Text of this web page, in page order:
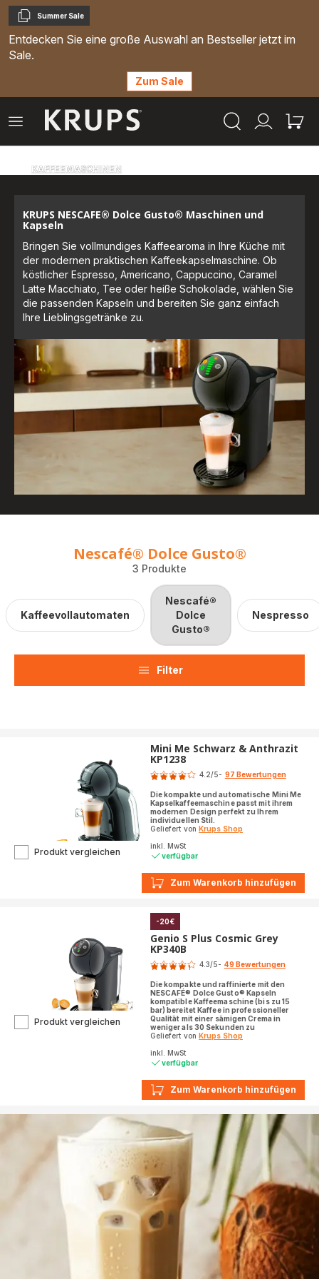
Kopieren
Summer Sale
Entdecken Sie eine große Auswahl an Bestseller jetzt im
Sale.
Zum Sale
Mein
Mein
Das
KAFFEEMASCHINEN
KRUPS NESCAFE® Dolce Gusto® Maschinen und
Kapseln
Bringen Sie vollmundiges Kaffeearoma in Ihre Küche mit
der modernen praktischen Kaffeekapselmaschine. Ob
köstlicher Espresso, Americano, Cappuccino, Caramel
Latte Macchiato, Tee oder heiße Schokolade, wählen Sie
die passenden Kapseln und bereiten Sie ganz einfach
Ihre Lieblingsgetränke zu.
Nescafé® Dolce Gusto®
3 Produkte
Kaffeevollautomaten
Nescafé®
Dolce
Gusto®
Nespresso
Filter
Zum Warenkorb hinzufügen
Mini Me Schwarz & Anthrazit
KP1238
Bewertung
4.2/5- 97 Bewertungen
Die kompakte und automatische Mini Me
Kapselkaffeemaschine passt mit ihrem
modernen Design perfekt zu Ihrem
individuellen Stil.
Geliefert vonKrups Shop
inkl. MwSt
verfügbar
Produkt vergleichen
Schwarz
Zum Warenkorb hinzufügen
-20€
Genio S Plus Cosmic Grey
KP340B
Bewertung
4.3/5- 49 Bewertungen
Die kompakte und raffinierte mit den
NESCAFÉ® Dolce Gusto® Kapseln
kompatible Kaffeemaschine (bis zu 15
bar) bereitet Kaffee in professioneller
Qualität mit einer sämigen Crema in
weniger als 30 Sekunden zu
Geliefert vonKrups Shop
inkl. MwSt
verfügbar
Produkt vergleichen
Cosmic
KP340B